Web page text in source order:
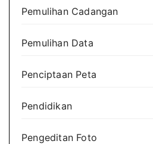
Pemulihan Cadangan
Pemulihan Data
Penciptaan Peta
Pendidikan
Pengeditan Foto